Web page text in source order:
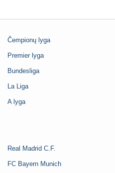
Čempionų lyga
Premier lyga
Bundesliga
La Liga
A lyga
Real Madrid C.F.
FC Bayern Munich